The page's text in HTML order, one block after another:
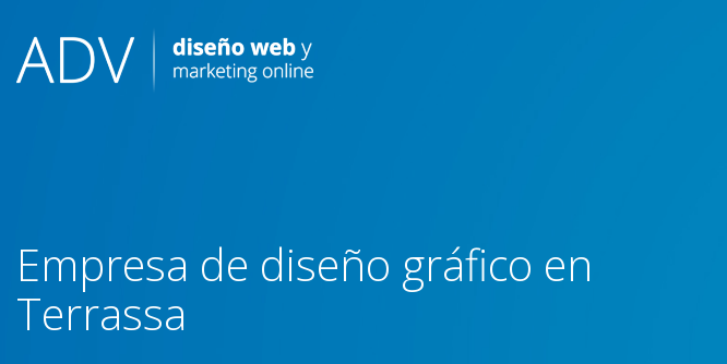
content
Empresa de diseño gráfico en
Terrassa